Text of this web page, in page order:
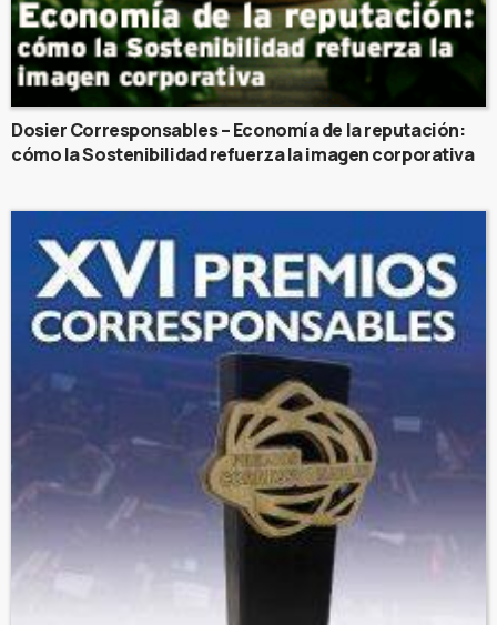
Dosier Corresponsables – Economía de la reputación:
cómo la Sostenibilidad refuerza la imagen corporativa